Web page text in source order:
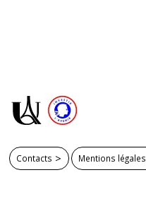
Contacts Mentions légales